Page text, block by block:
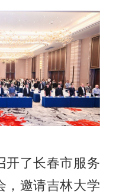
了长春市服务
，邀请吉林大学